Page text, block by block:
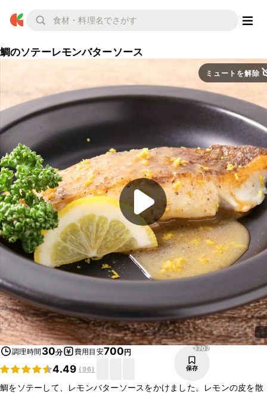
鯛のソテーレモンバターソース
ミュートを解除
調理時間 30分 費用目安700円
4.49 (96)
3707
保存
鯛をソテーして、レモンバターソースをかけました。レモンの皮を散